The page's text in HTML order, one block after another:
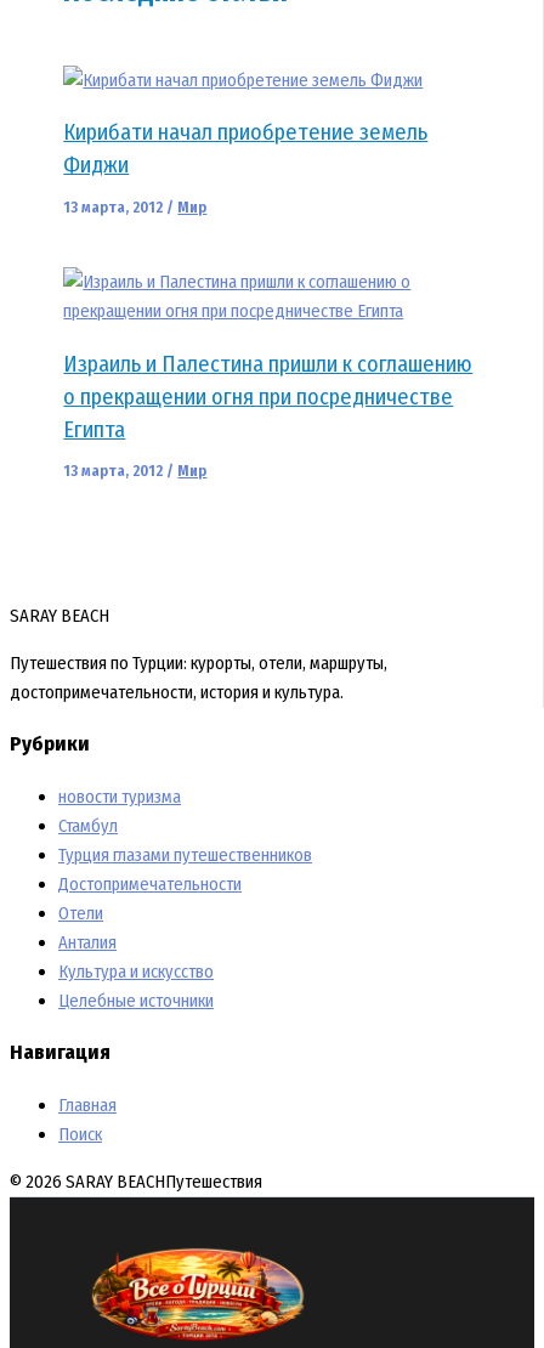
Кирибати начал приобретение земель
Фиджи
13 марта, 2012 / Мир
Израиль и Палестина пришли к соглашению
о прекращении огня при посредничестве
Египта
13 марта, 2012 / Мир
SARAY BEACH
Путешествия по Турции: курорты, отели, маршруты,
достопримечательности, история и культура.
Рубрики
новости туризма
Стамбул
Турция глазами путешественников
Достопримечательности
Отели
Анталия
Культура и искусство
Целебные источники
Навигация
Главная
Поиск
© 2026 SARAY BEACHПутешествия